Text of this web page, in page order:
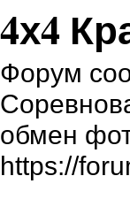
4х4
Форум
обмен
https://